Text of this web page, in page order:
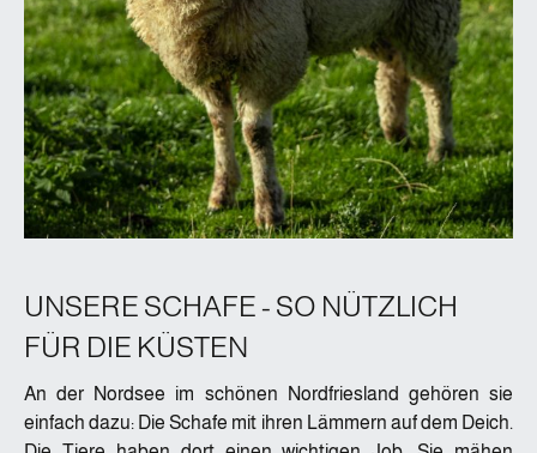
UNSERE SCHAFE - SO NÜTZLICH
FÜR DIE KÜSTEN
An der Nordsee im schönen Nordfriesland gehören sie
einfach dazu: Die Schafe mit ihren Lämmern auf dem Deich.